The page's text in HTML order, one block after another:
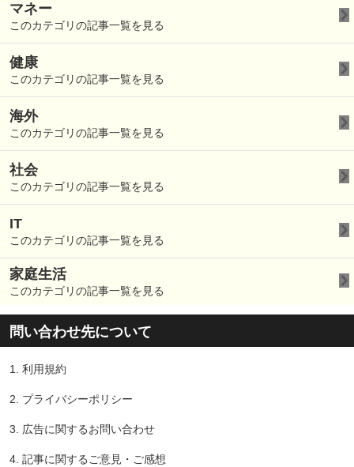
マネー
このカテゴリの記事一覧を見る
健康
このカテゴリの記事一覧を見る
海外
このカテゴリの記事一覧を見る
社会
このカテゴリの記事一覧を見る
IT
このカテゴリの記事一覧を見る
家庭生活
このカテゴリの記事一覧を見る
問い合わせ先について
1. 利用規約
2. プライバシーポリシー
3. 広告に関するお問い合わせ
4. 記事に関するご意見・ご感想